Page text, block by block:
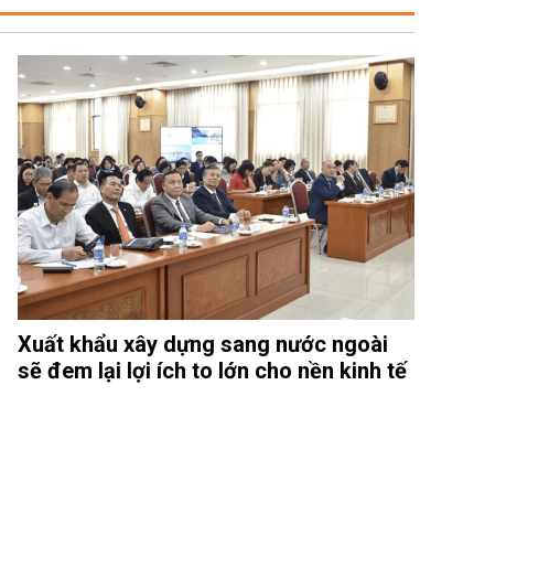
Xuất khẩu xây dựng sang nước ngoài
sẽ đem lại lợi ích to lớn cho nền kinh tế